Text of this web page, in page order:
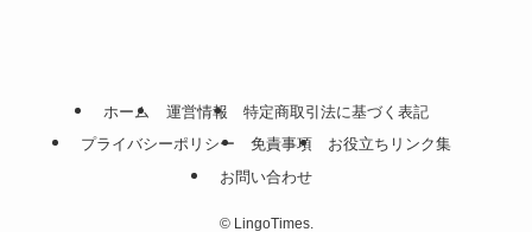
ホーム 運営情報
特定商取引法に基づく表記
プライバシーポリシー
免責事項
お役立ちリンク集
お問い合わせ
©LingoTimes.